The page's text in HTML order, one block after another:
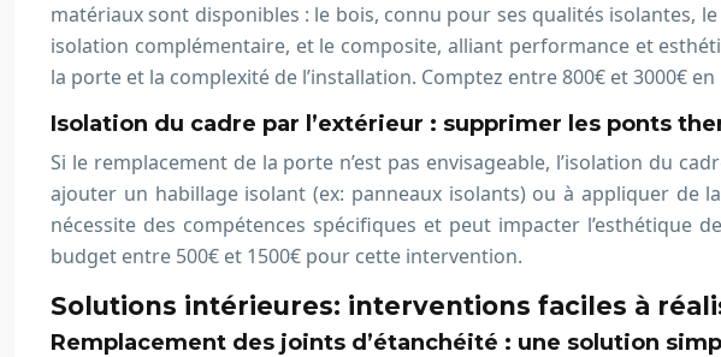
matériaux sont disponibles : le bois, connu pour ses qualités isolantes,
isolation complémentaire, et le composite, alliant performance et
la porte et la complexité de l’installation. Comptez entre 800€ et 3000€
Isolation du cadre par l’extérieur : supprimer les ponts
Si le remplacement de la porte n’est pas envisageable, l’isolation du
ajouter un habillage isolant (ex: panneaux isolants) ou à appliquer de
nécessite des compétences spécifiques et peut impacter
budget entre 500€ et 1500€ pour cette intervention.
Solutions intérieures: interventions faciles à
Remplacement des joints d’étanchéité : une solution